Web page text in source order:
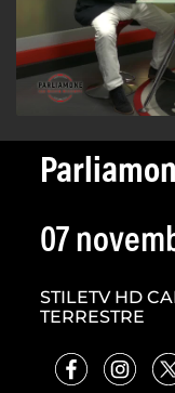
07
STILETV HD
TERRESTRE